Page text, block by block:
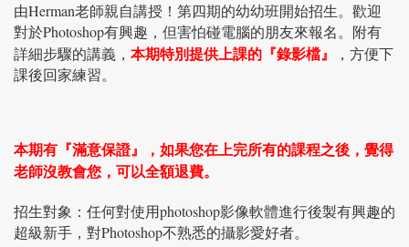
由Herman老師親自講授！第四期的幼幼班開始招生。歡迎
對於Photoshop有興趣，但害怕碰電腦的朋友來報名。附有
詳細步驟的講義， 本期特別提供上課的『錄影檔』
，方便下
課後回家練習。
本期有『滿意保證』，如果您在上完所有的課程之後，覺得
老師沒教會您，可以全額退費。
招生對象：任何對使用photoshop影像軟體進行後製有興趣的
超級新手，對Photoshop不熟悉的攝影愛好者。